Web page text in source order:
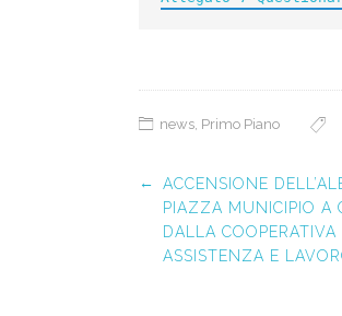
news, Primo Piano
Post navigation
←
ACCENSIONE
PIAZZA MUNICIPIO A
DALLA
ASSISTENZA E